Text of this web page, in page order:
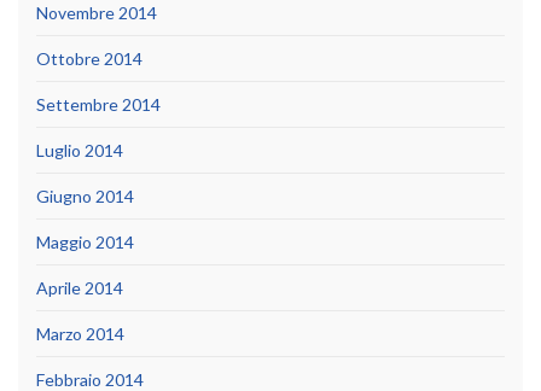
Novembre 2014
Ottobre 2014
Settembre 2014
Luglio 2014
Giugno 2014
Maggio 2014
Aprile 2014
Marzo 2014
Febbraio 2014